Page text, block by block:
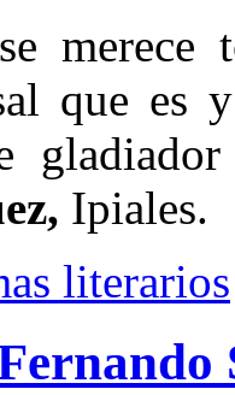
merece
que es
Ipiales.
literarios